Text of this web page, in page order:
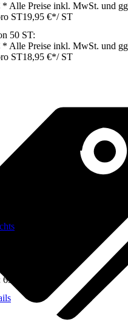
Alle Preise inkl. MwSt. und
ST19,95 €*/ ST
50 ST:
Alle Preise inkl. MwSt. und
ST18,95 €*/ ST
65 mm